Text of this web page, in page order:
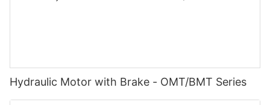
Hydraulic Motor with Brake - OMT/BMT Series